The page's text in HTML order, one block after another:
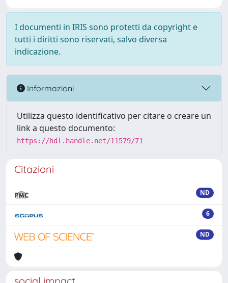
I documenti in IRIS sono protetti da copyright e
tutti i diritti sono riservati, salvo diversa
indicazione.
Informazioni
Utilizza questo identificativo per citare o creare un
link a questo documento:
https://hdl.handle.net/11579/71
Citazioni
ND
6
ND